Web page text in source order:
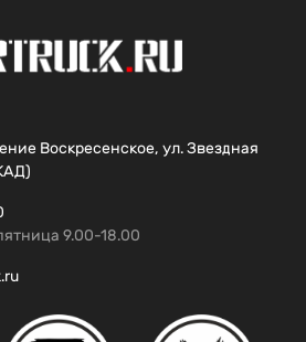
Воскресенское, ул. Звездная
9.00-18.00